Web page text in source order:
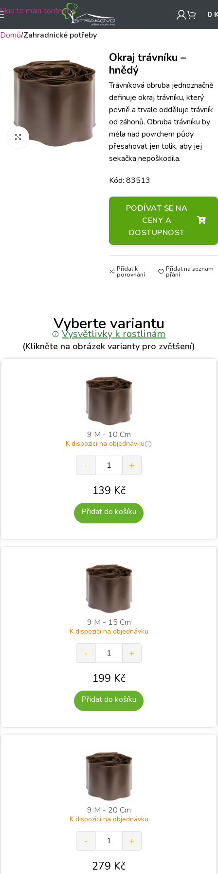
Skip to main content 0
Domů Zahradnické potřeby
Klikněte pro zvětšení
Okraj trávníku –
hnědý
Trávníková obruba jednoznačně
definuje okraj trávníku, který
pevně a trvale odděluje trávník
od záhonů. Obruba trávníku by
měla nad povrchem půdy
přesahovat jen tolik, aby jej
sekačka nepoškodila.
Kód: 83513
PODÍVAT SE NA
CENY A
DOSTUPNOST
Přidat k
porovnání
Přidat na seznam
přání
Vyberte variantu
Vysvětlivky k rostlinám
(Klikněte na obrázek varianty pro zvětšení)
9 M - 10 Cm
K dispozici na objednávku
139 Kč
Přidat do košíku
9 M - 15 Cm
K dispozici na objednávku
199 Kč
Přidat do košíku
9 M - 20 Cm
K dispozici na objednávku
279 Kč